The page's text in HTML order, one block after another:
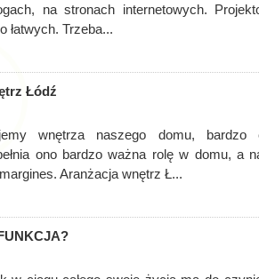
na stronach internetowych.
łatwych. Trzeba...
Łódź
wnętrza naszego domu, bardzo
ono bardzo ważna rolę w domu, a
Aranżacja wnętrz Ł...